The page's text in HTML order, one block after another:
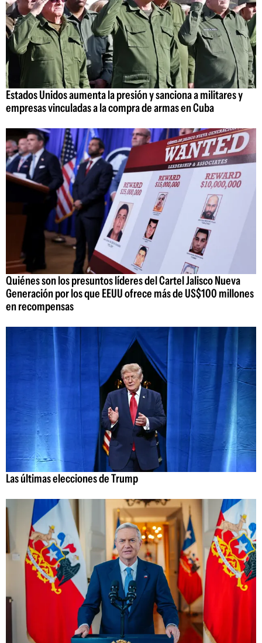
Estados Unidos aumenta la presión y sanciona a militares y
empresas vinculadas a la compra de armas en Cuba
Quiénes son los presuntos líderes del Cartel Jalisco Nueva
Generación por los que EEUU ofrece más de US$100 millones
en recompensas
Las últimas elecciones de Trump